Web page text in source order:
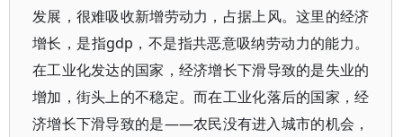
发展，很难吸收新增劳动力，占据上风。这里的经济
增长，是指gdp，不是指共恶意吸纳劳动力的能力。
在工业化发达的国家，经济增长下滑导致的是失业的
增加，街头上的不稳定。而在工业化落后的国家，经
济增长下滑导致的是——农民没有进入城市的机会，